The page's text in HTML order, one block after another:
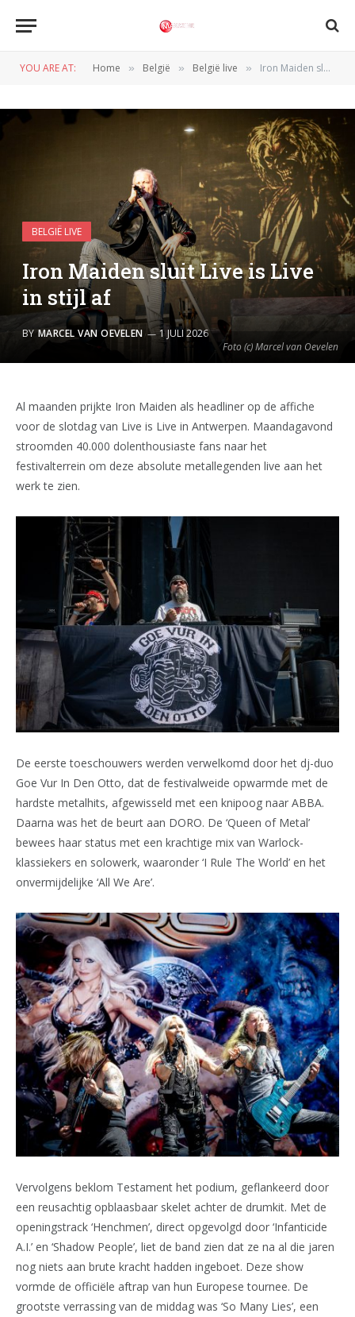
YOU ARE AT: Home » België » België live » Iron Maiden sluit Live is Live in stijl af
Foto (c) Marcel van Oevelen
BELGIË LIVE
Iron Maiden sluit Live is Live
in stijl af
BY MARCEL VAN OEVELEN 1 JULI 2026
Al maanden prijkte Iron Maiden als headliner op de affiche
voor de slotdag van Live is Live in Antwerpen. Maandagavond
stroomden 40.000 dolenthousiaste fans naar het
festivalterrein om deze absolute metallegenden live aan het
werk te zien.
De eerste toeschouwers werden verwelkomd door het dj-duo
Goe Vur In Den Otto, dat de festivalweide opwarmde met de
hardste metalhits, afgewisseld met een knipoog naar ABBA.
Daarna was het de beurt aan DORO. De ‘Queen of Metal’
bewees haar status met een krachtige mix van Warlock-
klassiekers en solowerk, waaronder ‘I Rule The World’ en het
onvermijdelijke ‘All We Are’.
Vervolgens beklom Testament het podium, geflankeerd door
een reusachtig opblaasbaar skelet achter de drumkit. Met de
openingstrack ‘Henchmen’, direct opgevolgd door ‘Infanticide
A.I.’ en ‘Shadow People’, liet de band zien dat ze na al die jaren
nog niets aan brute kracht hadden ingeboet. Deze show
vormde de officiële aftrap van hun Europese tournee. De
grootste verrassing van de middag was ‘So Many Lies’, een